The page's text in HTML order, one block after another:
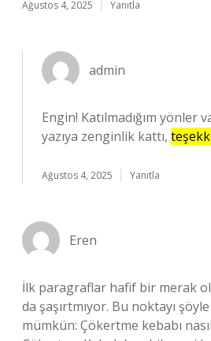
Ağustos 4, 2025 Yanıtla
admin
Engin! Katılmadığım yönler
yazıya zenginlik kattı,
Ağustos 4, 2025 Yanıtla
Eren
İlk paragraflar hafif bir merak
da şaşırtmıyor. Bu noktayı
mümkün: Çökertme kebabı